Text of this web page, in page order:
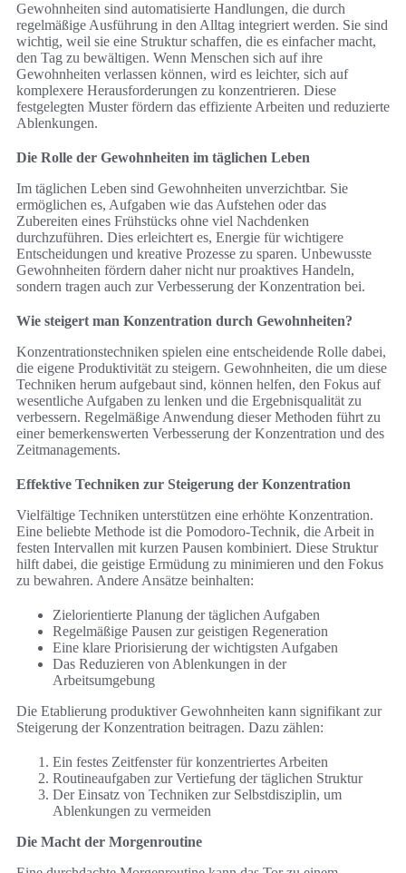
Gewohnheiten sind automatisierte Handlungen, die durch
regelmäßige Ausführung in den Alltag integriert werden. Sie sind
wichtig, weil sie eine Struktur schaffen, die es einfacher macht,
den Tag zu bewältigen. Wenn Menschen sich auf ihre
Gewohnheiten verlassen können, wird es leichter, sich auf
komplexere Herausforderungen zu konzentrieren. Diese
festgelegten Muster fördern das effiziente Arbeiten und reduzierte
Ablenkungen.
Die Rolle der Gewohnheiten im täglichen Leben
Im täglichen Leben sind Gewohnheiten unverzichtbar. Sie
ermöglichen es, Aufgaben wie das Aufstehen oder das
Zubereiten eines Frühstücks ohne viel Nachdenken
durchzuführen. Dies erleichtert es, Energie für wichtigere
Entscheidungen und kreative Prozesse zu sparen. Unbewusste
Gewohnheiten fördern daher nicht nur proaktives Handeln,
sondern tragen auch zur Verbesserung der Konzentration bei.
Wie steigert man Konzentration durch Gewohnheiten?
Konzentrationstechniken spielen eine entscheidende Rolle dabei,
die eigene Produktivität zu steigern. Gewohnheiten, die um diese
Techniken herum aufgebaut sind, können helfen, den Fokus auf
wesentliche Aufgaben zu lenken und die Ergebnisqualität zu
verbessern. Regelmäßige Anwendung dieser Methoden führt zu
einer bemerkenswerten Verbesserung der Konzentration und des
Zeitmanagements.
Effektive Techniken zur Steigerung der Konzentration
Vielfältige Techniken unterstützen eine erhöhte Konzentration.
Eine beliebte Methode ist die Pomodoro-Technik, die Arbeit in
festen Intervallen mit kurzen Pausen kombiniert. Diese Struktur
hilft dabei, die geistige Ermüdung zu minimieren und den Fokus
zu bewahren. Andere Ansätze beinhalten:
Zielorientierte Planung der täglichen Aufgaben
Regelmäßige Pausen zur geistigen Regeneration
Eine klare Priorisierung der wichtigsten Aufgaben
Das Reduzieren von Ablenkungen in der
Arbeitsumgebung
Die Etablierung produktiver Gewohnheiten kann signifikant zur
Steigerung der Konzentration beitragen. Dazu zählen:
Ein festes Zeitfenster für konzentriertes Arbeiten
Routineaufgaben zur Vertiefung der täglichen Struktur
Der Einsatz von Techniken zur Selbstdisziplin, um
Ablenkungen zu vermeiden
Die Macht der Morgenroutine